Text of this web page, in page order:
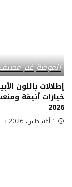
الموضةغير
إطلالات باللون
خيارات أنيقة
2026
1 أغسطس، 2026